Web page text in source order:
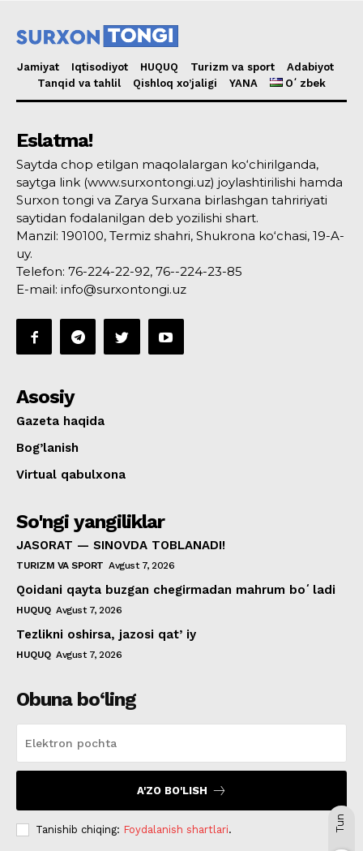
Jamiyat Iqtisodiyot HUQUQ Turizm va sport
Adabiyot
Tanqid va tahlil
Qishloq xo’jaligi YANA Oʻzbek
Eslatma!
Saytda chop etilgan maqolalargan ko‘chirilganda,
saytga link (www.surxontongi.uz) joylashtirilishi hamda
Surxon tongi va Zarya Surxana birlashgan tahririyati
saytidan fodalanilgan deb yozilishi shart.
Manzil: 190100, Termiz shahri, Shukrona ko‘chasi, 19-A-
uy.
Telefon: 76-224-22-92, 76--224-23-85
E-mail: info@surxontongi.uz
Asosiy
Gazeta haqida
Bog’lanish
Virtual qabulxona
So'ngi yangiliklar
JASORAT — SINOVDA TOBLANADI!
TURIZM VA SPORT Avgust 7, 2026
Qoidani qayta buzgan chegirmadan mahrum boʻladi
HUQUQ Avgust 7, 2026
Tezlikni oshirsa, jazosi qatʼiy
HUQUQ Avgust 7, 2026
Obuna bo‘ling
A'ZO BO'LISH
Tanishib chiqing: Foydalanish shartlari. Tun